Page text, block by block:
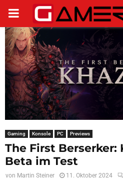
PRIMARY
MENU
Gaming Konsole PC Previews
The First Berserker:
Beta im Test
von Martin Steiner 11. Oktober 2024